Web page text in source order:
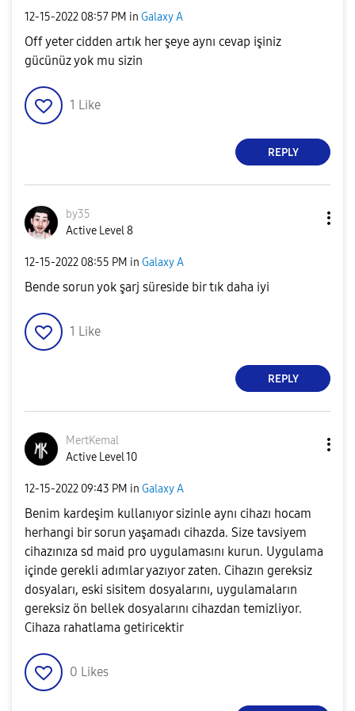
‎12-15-2022 08:57 PM in Galaxy A
Off yeter cidden artık her şeye aynı cevap işiniz
gücünüz yok mu sizin
1 Like
REPLY
by35
Active Level 8
‎12-15-2022 08:55 PM in Galaxy A
Bende sorun yok şarj süreside bir tık daha iyi
1 Like
REPLY
MertKemal
Active Level 10
‎12-15-2022 09:43 PM in Galaxy A
Benim kardeşim kullanıyor sizinle aynı cihazı hocam
herhangi bir sorun yaşamadı cihazda. Size tavsiyem
cihazınıza sd maid pro uygulamasını kurun. Uygulama
içinde gerekli adımlar yazıyor zaten. Cihazın gereksiz
dosyaları, eski sisitem dosyalarını, uygulamaların
gereksiz ön bellek dosyalarını cihazdan temizliyor.
Cihaza rahatlama getiricektir
0 Likes